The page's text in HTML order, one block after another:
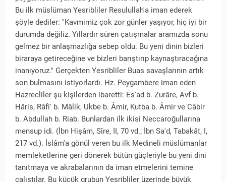
Bu ilk müslüman Yesribliler Resulullah'a iman ederek
şöyle dediler: "Kavmimiz çok zor günler yaşıyor, hiç iyi bir
durumda değiliz. Yıllardır süren çatışmalar aramızda sonu
gelmez bir anlaşmazlığa sebep oldu. Bu yeni dinin bizleri
biraraya getireceğine ve bizleri barıştırıp kaynaştıracağına
inanıyoruz." Gerçekten Yesribliler Buas savaşlarının artık
son bulmasını istiyorlardı. Hz. Peygambere iman eden
Hazrecliler şu kişilerden ibaretti: Es'ad b. Zurâre, Avf b.
Hâris, Râfi' b. Mâlik, Ukbe b. Âmir, Kutba b. Âmir ve Câbir
b. Abdullah b. Riab. Bunlardan ilk ikisi Neccaroğullarına
mensup idi. (İbn Hişâm, Sîre, II, 70 vd.; İbn Sa'd, Tabakât, I,
217 vd.). İslâm'a gönül veren bu ilk Medineli müslümanlar
memleketlerine geri dönerek bütün güçleriyle bu yeni dini
tanıtmaya ve akrabalarının da iman etmelerini temine
çalıştılar. Bu küçük grubun Yesribliler üzerinde büyük